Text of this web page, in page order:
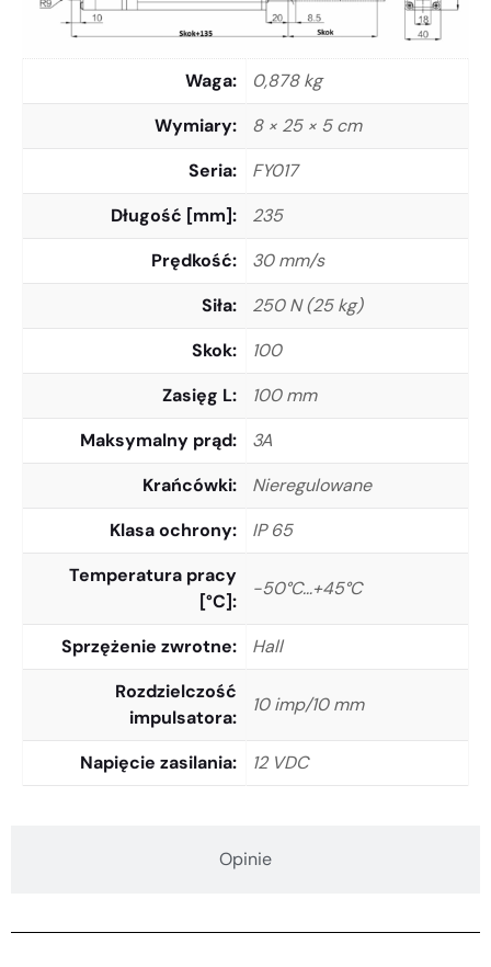
Opinie
Waga
0,878 kg
Wymiary
8 × 25 × 5 cm
Seria
FY017
Długość [mm]
235
Prędkość
30 mm/s
Siła
250 N (25 kg)
Skok
100
Zasięg L
100 mm
Maksymalny prąd
3A
Krańcówki
Nieregulowane
Klasa ochrony
IP 65
Temperatura pracy
[°C]
-50°C…+45°C
Sprzężenie zwrotne
Hall
Rozdzielczość
impulsatora
10 imp/10 mm
Napięcie zasilania 12 VDC